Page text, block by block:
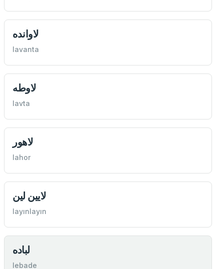
لاوانده
lavanta
لاوطه
lavta
لاهور
lahor
لايين لين
layınlayın
لباده
lebade